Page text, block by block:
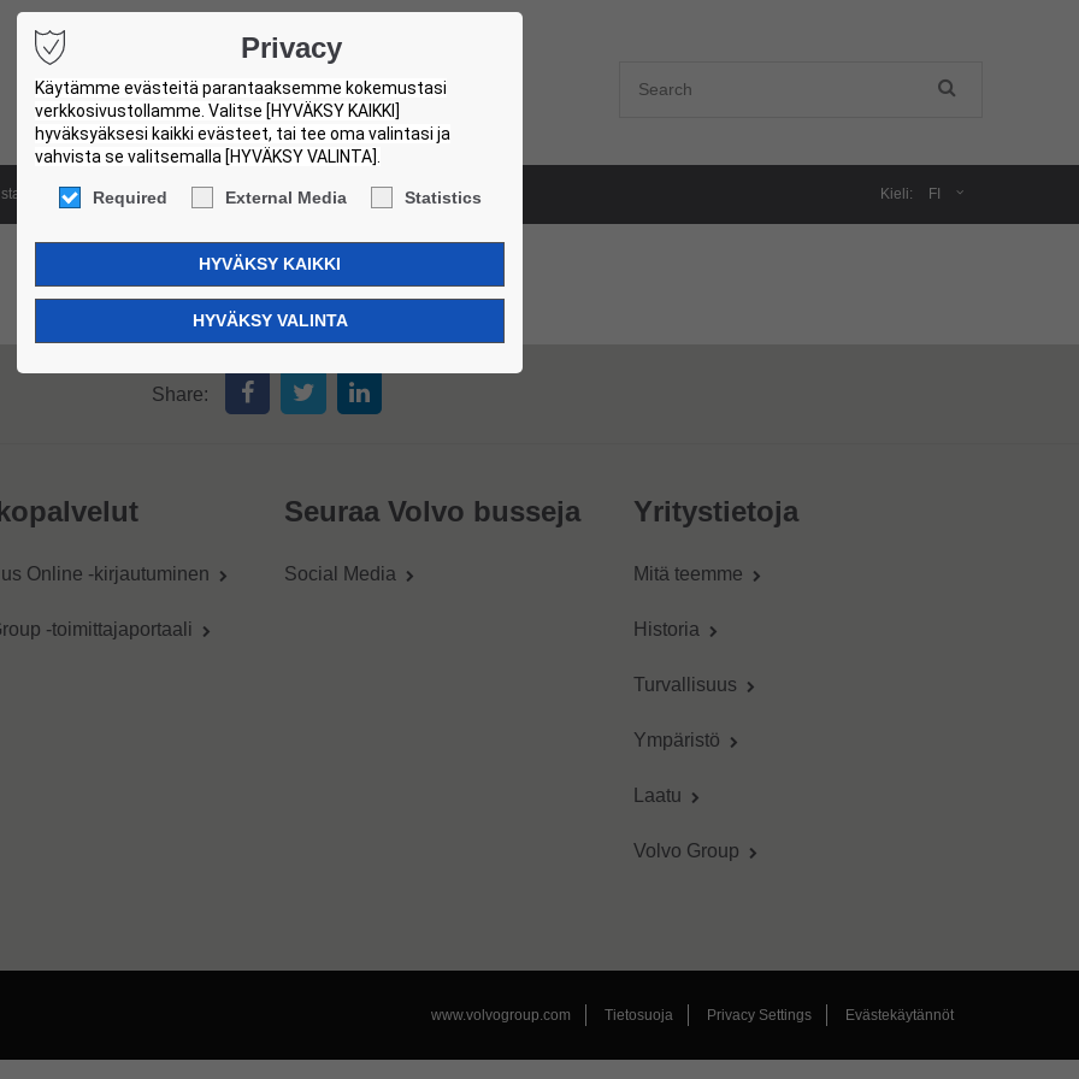
Privacy
Käytämme evästeitä parantaaksemme kokemustasi
verkkosivustollamme. Valitse [HYVÄKSY KAIKKI]
hyväksyäksesi kaikki evästeet, tai tee oma valintasi ja
vahvista se valitsemalla [HYVÄKSY VALINTA].
Required External Media Statistics Kieli: FI
Luokitusjärjestelmä Käytettyjen linja-autojen toimipisteet
Share:
Online -kirjautuminen
-toimittajaportaali
Seuraa Volvo busseja
Social Media
Yritystietoja
Mitä teemme
Historia
Turvallisuus
Ympäristö
Laatu
Volvo Group
www.volvogroup.com Tietosuoja Privacy Settings Evästekäytännöt